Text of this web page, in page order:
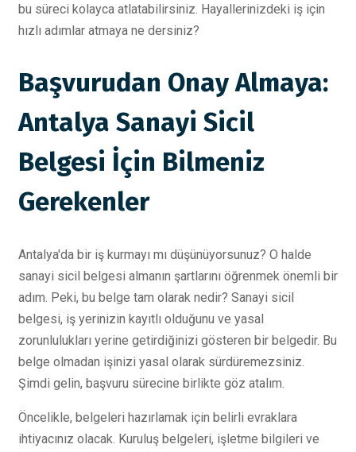
bu süreci kolayca atlatabilirsiniz. Hayallerinizdeki iş için
hızlı adımlar atmaya ne dersiniz?
Başvurudan Onay Almaya:
Antalya Sanayi Sicil
Belgesi İçin Bilmeniz
Gerekenler
Antalya'da bir iş kurmayı mı düşünüyorsunuz? O halde
sanayi sicil belgesi almanın şartlarını öğrenmek önemli bir
adım. Peki, bu belge tam olarak nedir? Sanayi sicil
belgesi, iş yerinizin kayıtlı olduğunu ve yasal
zorunlulukları yerine getirdiğinizi gösteren bir belgedir. Bu
belge olmadan işinizi yasal olarak sürdüremezsiniz.
Şimdi gelin, başvuru sürecine birlikte göz atalım.
Öncelikle, belgeleri hazırlamak için belirli evraklara
ihtiyacınız olacak. Kuruluş belgeleri, işletme bilgileri ve